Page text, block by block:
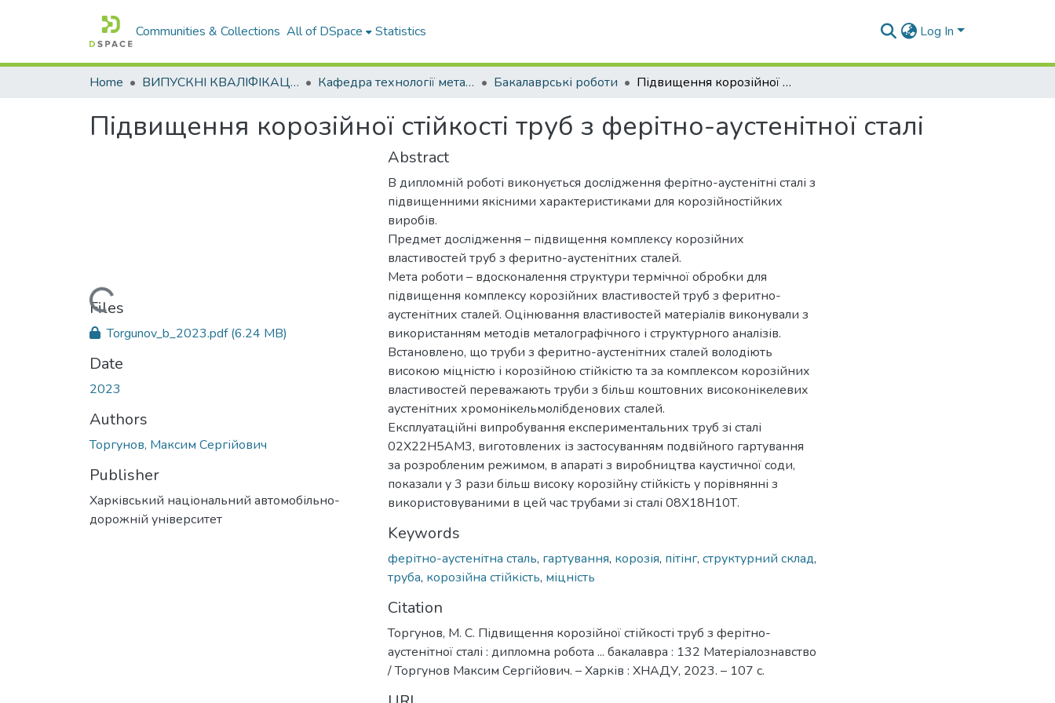
Communities & Collections All of DSpace Statistics Log In
Home ВИПУСКНІ КВАЛІФІКАЦІЙНІ РОБОТИ Кафедра технології металів та матеріалознавства Бакалаврські роботи Підвищення корозійної стійкості труб з ферітно-аустенітної сталі
Підвищення корозійної стійкості труб з ферітно-аустенітної сталі
Loading...
Files
Torgunov_b_2023.pdf(6.24 MB)
Date
2023
Authors
Торгунов, Максим Сергійович
Publisher
Харківський національний автомобільно-
дорожній університет
Abstract
В дипломній роботі виконується дослідження ферітно-аустенітні сталі з
підвищенними якісними характеристиками для корозійностійких
виробів.
Предмет дослідження – підвищення комплексу корозійних
властивостей труб з феритно-аустенітних сталей.
Мета роботи – вдосконалення структури термічної обробки для
підвищення комплексу корозійних властивостей труб з феритно-
аустенітних сталей. Оцінювання властивостей матеріалів виконували з
використанням методів металографічного і структурного аналізів.
Встановлено, що труби з феритно-аустенітних сталей володіють
високою міцністю і корозійною стійкістю та за комплексом корозійних
властивостей переважають труби з більш коштовних високонікелевих
аустенітних хромонікельмолібденових сталей.
Експлуатаційні випробування експериментальних труб зі сталі
02Х22Н5АМ3, виготовлених із застосуванням подвійного гартування
за розробленим режимом, в апараті з виробництва каустичної соди,
показали у 3 рази більш високу корозійну стійкість у порівнянні з
використовуваними в цей час трубами зі сталі 08Х18Н10Т.
Keywords
ферітно-аустенітна сталь, гартування, корозія, пітінг, структурний склад,
труба, корозійна стійкість, міцність
Citation
Торгунов, М. С. Підвищення корозійної стійкості труб з ферітно-
аустенітної сталі : дипломна робота ... бакалавра : 132 Матеріалознавство
/ Торгунов Максим Сергійович. – Харків : ХНАДУ, 2023. – 107 с.